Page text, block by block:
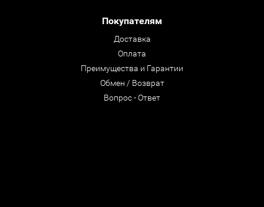
Покупателям
Доставка
Оплата
Преимущества и Гарантии
Обмен / Возврат
Вопрос - Ответ